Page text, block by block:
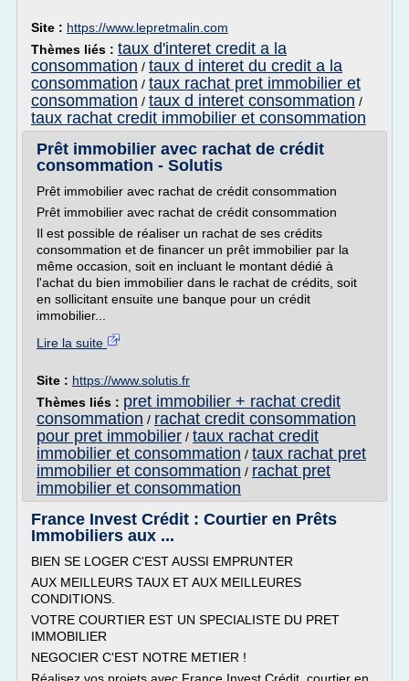
Site : https://www.lepretmalin.com
Thèmes liés : taux d'interet credit a la
consommation / taux d interet du credit a la
consommation / taux rachat pret immobilier et
consommation / taux d interet consommation /
taux rachat credit immobilier et consommation
Prêt immobilier avec rachat de crédit
consommation - Solutis
Prêt immobilier avec rachat de crédit consommation
Prêt immobilier avec rachat de crédit consommation
Il est possible de réaliser un rachat de ses crédits
consommation et de financer un prêt immobilier par la
même occasion, soit en incluant le montant dédié à
l'achat du bien immobilier dans le rachat de crédits, soit
en sollicitant ensuite une banque pour un crédit
immobilier...
Lire la suite
Site : https://www.solutis.fr
Thèmes liés : pret immobilier + rachat credit
consommation / rachat credit consommation
pour pret immobilier / taux rachat credit
immobilier et consommation / taux rachat pret
immobilier et consommation / rachat pret
immobilier et consommation
France Invest Crédit : Courtier en Prêts
Immobiliers aux ...
BIEN SE LOGER C'EST AUSSI EMPRUNTER
AUX MEILLEURS TAUX ET AUX MEILLEURES
CONDITIONS.
VOTRE COURTIER EST UN SPECIALISTE DU PRET
IMMOBILIER
NEGOCIER C'EST NOTRE METIER !